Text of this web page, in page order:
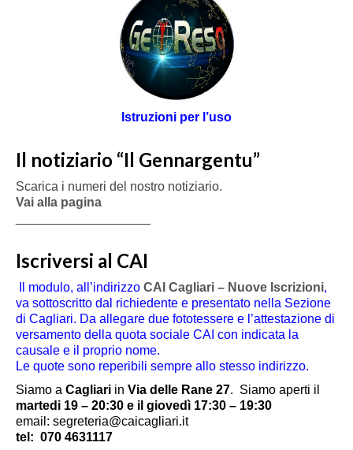
Istruzioni per l’uso
Il notiziario “Il Gennargentu”
Scarica i numeri del nostro notiziario.
Vai alla pagina
Iscriversi al CAI
Il modulo, all’indirizzo CAI Cagliari – Nuove Iscrizioni,
va sottoscritto dal richiedente e presentato nella Sezione
di Cagliari. Da allegare due fototessere e l’attestazione di
versamento della quota sociale CAI con indicata la
causale e il proprio nome.
Le quote sono reperibili sempre allo stesso indirizzo.
Siamo a Cagliari in Via delle Rane 27. Siamo aperti il
martedi 19 – 20:30 e il giovedì 17:30 – 19:30
email: segreteria@caicagliari.it
tel: 070 4631117